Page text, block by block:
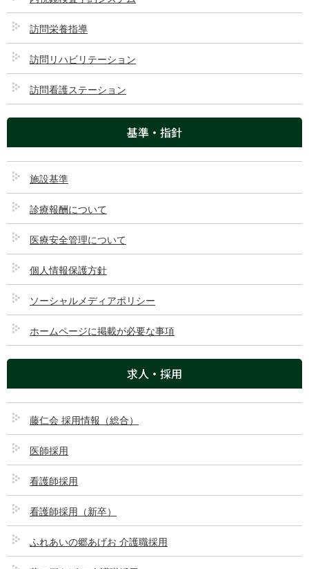
乳頭から血液や黄色の分泌物が出る
乳頭の表面のかゆみや湿疹がある
乳頭や皮膚がくぼんでいる
乳がん検診で要精査となった
乳腺専門外来の受診について
乳腺専門外来の受診について下記をお読みください。
診察は「予約患者様優先」となります。
既に通院先のある方は、「紹介状」を持参してください。
また、「お薬手帳」も持参してください。
乳腺専門外来（休診中）
トップページ
ご来院される方へ
診療科・部門
医療機関の方へ
訪問栄養指導
訪問リハビリテーション
訪問看護ステーション
基準・指針
施設基準
診療報酬について
医療安全管理について
個人情報保護方針
ソーシャルメディアポリシー
ホームページに掲載が必要な事項
求人・採用
藤仁会 採用情報（総合）
医師採用
看護師採用
看護師採用（新卒）
ふれあいの郷あげお 介護職採用